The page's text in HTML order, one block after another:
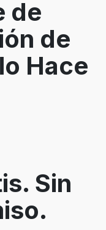
de
de
Hace
Sin